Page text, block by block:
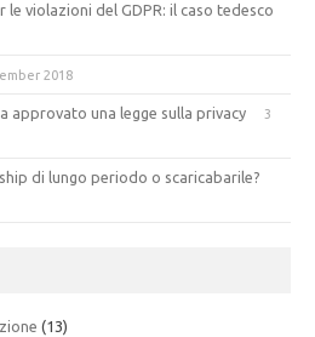
violazioni del GDPR: il caso tedesco
2018
approvato una legge sulla privacy
3
di lungo periodo o scaricabarile?
(13)